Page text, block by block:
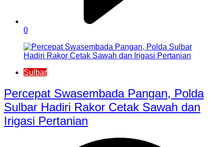
0
Sulbar
Percepat Swasembada Pangan, Polda
Sulbar Hadiri Rakor Cetak Sawah dan
Irigasi Pertanian